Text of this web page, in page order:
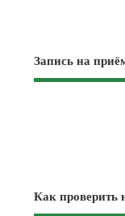
Запись на
Как проверить